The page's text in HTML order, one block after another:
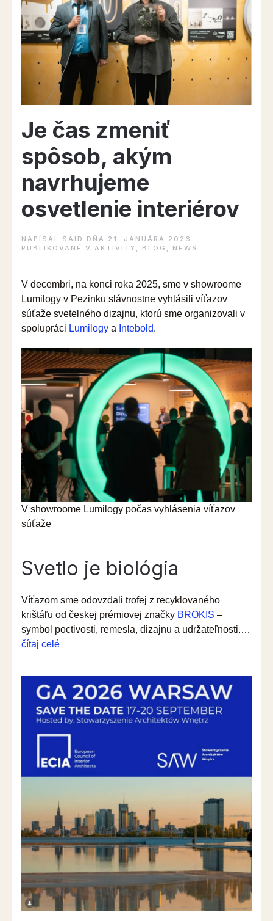
ešte
pre
človeka
roku
1986?”
Je čas zmeniť
spôsob, akým
navrhujeme
osvetlenie interiérov
NAPÍSAL SAID DŇA 21. JANUÁRA 2026
PUBLIKOVANÉ V AKTIVITY BLOG NEWS
V decembri, na konci roka 2025, sme v showroome
Lumilogy v Pezinku slávnostne vyhlásili víťazov
súťaže svetelného dizajnu, ktorú sme organizovali v
spolupráci Lumilogy a Intebold.
V showroome Lumilogy počas vyhlásenia víťazov
súťaže
Svetlo je biológia
Víťazom sme odovzdali trofej z recyklovaného
krištáľu od českej prémiovej značky BROKIS –
symbol poctivosti, remesla, dizajnu a udržateľnosti.…
čítaj celé“Je
spôsob,
akým
navrhujeme
osvetlenie